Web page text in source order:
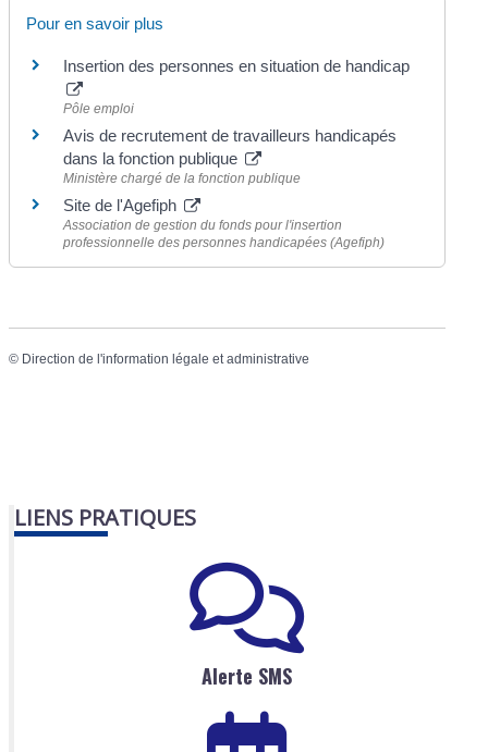
Pour en savoir plus
Insertion des personnes en situation de handicap
Pôle emploi
Avis de recrutement de travailleurs handicapés
dans la fonction publique
Ministère chargé de la fonction publique
Site de l'Agefiph
Association de gestion du fonds pour l'insertion
professionnelle des personnes handicapées (Agefiph)
© Direction de l'information légale et administrative
LIENS PRATIQUES
Alerte SMS